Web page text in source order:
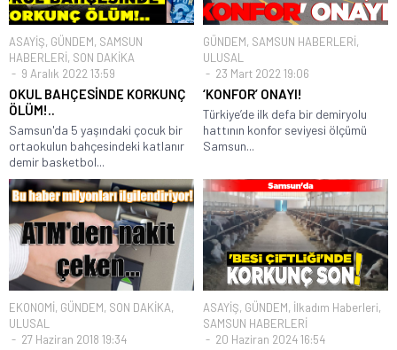
ASAYİŞ, GÜNDEM, SAMSUN
HABERLERİ, SON DAKİKA
9 Aralık 2022 13:59
OKUL BAHÇESİNDE KORKUNÇ
ÖLÜM!..
Samsun'da 5 yaşındaki çocuk bir
ortaokulun bahçesindeki katlanır
demir basketbol...
GÜNDEM, SAMSUN HABERLERİ,
ULUSAL
23 Mart 2022 19:06
‘KONFOR’ ONAYI!
Türkiye’de ilk defa bir demiryolu
hattının konfor seviyesi ölçümü
Samsun...
EKONOMİ, GÜNDEM, SON DAKİKA,
ULUSAL
27 Haziran 2018 19:34
ASAYİŞ, GÜNDEM, İlkadım Haberleri,
SAMSUN HABERLERİ
20 Haziran 2024 16:54